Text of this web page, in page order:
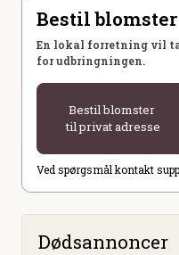
Bestil blomster
En lokal forretning vil
for udbringningen.
Bestil blomster
til privat adresse
Ved spørgsmål kontakt
Dødsannoncer